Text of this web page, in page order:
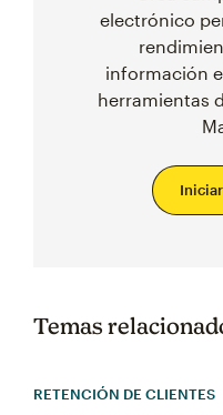
electrónico
información
herramientas
Temas
RETENCIÓN DE CLIENTES